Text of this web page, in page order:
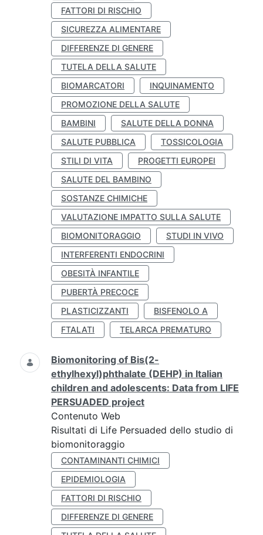
FATTORI DI RISCHIO
SICUREZZA ALIMENTARE
DIFFERENZE DI GENERE
TUTELA DELLA SALUTE
BIOMARCATORI
INQUINAMENTO
PROMOZIONE DELLA SALUTE
BAMBINI
SALUTE DELLA DONNA
SALUTE PUBBLICA
TOSSICOLOGIA
STILI DI VITA
PROGETTI EUROPEI
SALUTE DEL BAMBINO
SOSTANZE CHIMICHE
VALUTAZIONE IMPATTO SULLA SALUTE
BIOMONITORAGGIO
STUDI IN VIVO
INTERFERENTI ENDOCRINI
OBESITÀ INFANTILE
PUBERTÀ PRECOCE
PLASTICIZZANTI
BISFENOLO A
FTALATI
TELARCA PREMATURO
Biomonitoring of Bis(2-
ethylhexyl)phthalate (DEHP) in Italian
children and adolescents: Data from LIFE
PERSUADED project
Contenuto Web
Risultati di Life Persuaded dello studio di
biomonitoraggio
CONTAMINANTI CHIMICI
EPIDEMIOLOGIA
FATTORI DI RISCHIO
DIFFERENZE DI GENERE